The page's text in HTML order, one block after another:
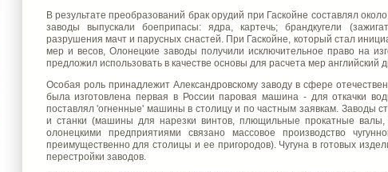
В результате преобразований брак орудий при Гаскойне составлял
заводы выпускали боеприпасы: ядра, картечь; брандкугели
разрушения мачт и парусных снастей. При Гаскойне, который стал
мер и весов, Олонецкие заводы получили исключительное право на
предложил использовать в качестве основы для расчета мер английский
Особая роль принадлежит Александровскому заводу в сфере
была изготовлена первая в России паровая машина - для откачки
поставлял 'огненные' машины в столицу и по частным заявкам. Заводы
и станки (машины для нарезки винтов, плющильные прокатные
олонецкими предприятиями связано массовое производство
преимущественно для столицы и ее пригородов). Чугуна в готовых
перестройки заводов.